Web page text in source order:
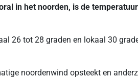
in het noorden, is de
26 tot 28 graden en lokaal 30
noordenwind opsteekt en